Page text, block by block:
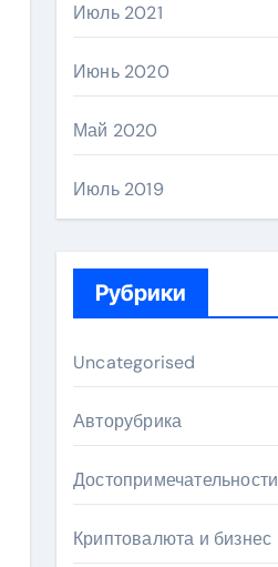
Июль 2021
Июнь 2020
Май 2020
Июль 2019
Рубрики
Uncategorised
Авторубрика
Достопримечательности
Криптовалюта и бизнес